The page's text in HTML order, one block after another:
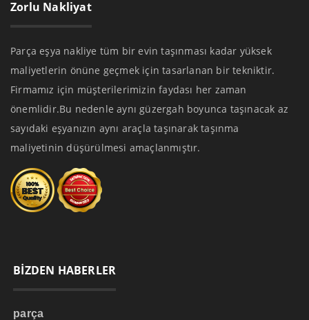
Zorlu Nakliyat
Parça eşya nakliye tüm bir evin taşınması kadar yüksek
maliyetlerin önüne geçmek için tasarlanan bir tekniktir.
Firmamız için müşterilerimizin faydası her zaman
önemlidir.Bu nedenle aynı güzergah boyunca taşınacak az
sayıdaki eşyanızın aynı araçla taşınarak taşınma
maliyetinin düşürülmesi amaçlanmıştır.
BİZDEN HABERLER
parça